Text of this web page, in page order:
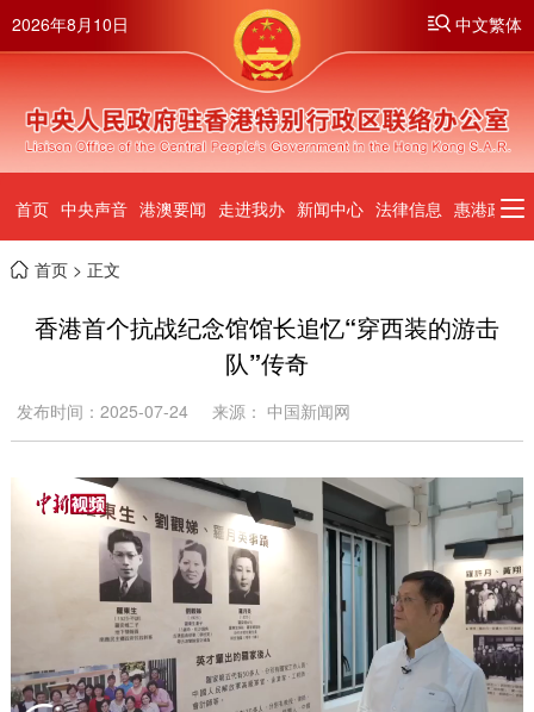
2026年8月10日 中文繁体
首页 中央声音 港澳要闻 走进我办 新闻中心 法律信息 惠港政策
首页> 正文
香港首个抗战纪念馆馆长追忆“穿西装的游击
队”传奇
发布时间：2025-07-24 来源： 中国新闻网